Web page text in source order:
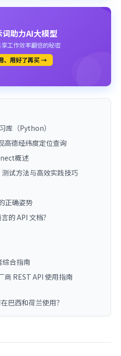
助力AI大模型
工作效率翻倍的秘密
、用好了再买 →
库（Python）
高德经纬度定位查询
概述
试方法与高效实践技巧
正确姿势
的 API 文档？
合指南
商 REST API 使用指南
巴西和荷兰使用？